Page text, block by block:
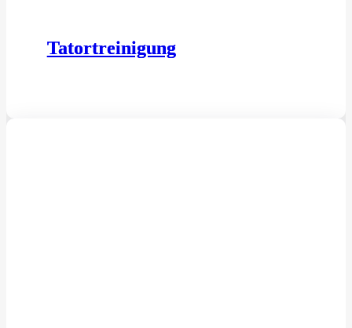
Tatortreinigung